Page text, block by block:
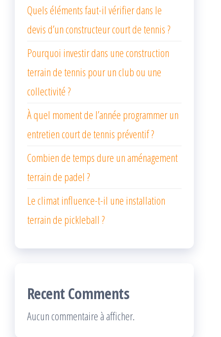
Quels éléments faut-il vérifier dans le
devis d’un constructeur court de tennis ?
Pourquoi investir dans une construction
terrain de tennis pour un club ou une
collectivité ?
À quel moment de l’année programmer un
entretien court de tennis préventif ?
Combien de temps dure un aménagement
terrain de padel ?
Le climat influence-t-il une installation
terrain de pickleball ?
Recent Comments
Aucun commentaire à afficher.